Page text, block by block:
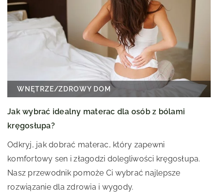
WNĘTRZE/ZDROWY DOM
Jak wybrać idealny materac dla osób z bólami
kręgosłupa?
Odkryj, jak dobrać materac, który zapewni
komfortowy sen i złagodzi dolegliwości kręgosłupa.
Nasz przewodnik pomoże Ci wybrać najlepsze
rozwiązanie dla zdrowia i wygody.